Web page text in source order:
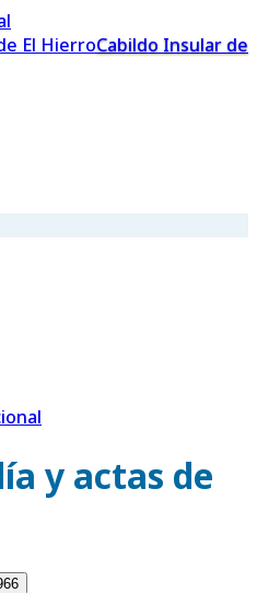
Cabildo Insular de
y actas de